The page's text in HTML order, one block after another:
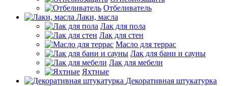
Отбеливатель
Лаки, масла
Лак для пола
Лак для стен
Масло для террас
Лак для бани и сауны
Лак для мебели
Яхтные
Декоративная штукатурка